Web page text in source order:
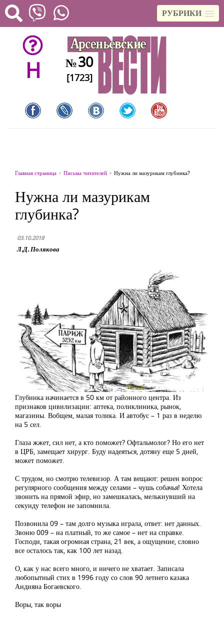
РУБРИКИ
H №30
[1723]
Главная страница Письма читателей Нужна ли мазурикам глубинка?
Нужна ли мазурикам
глубинка?
03.10.2018
Л.Д. Полякова
Глубинка начинается в 50 км от районного центра. Из
признаков цивилизации: аптека, поликлиника, рынок,
магазины. Вобщем, малая толика. И автобус – 1 раз в неделю
на 5 сел.
Глаза жжет, сил нет, а кто поможет? Офтальмолог? Но его нет
в ЦРБ, замещает хирург. Буду надеяться, дотяну еще 5 дней,
может поможет.
С трудом, но смотрю телевизор. А там вещают: решен вопрос
регулярного сообщения между селами – чушь собачья! Хотела
звонить на прямой эфир, но замешкалась, мелькнувший на
секунду телефон не запомнила.
Позвонила 09 – там долго музыка играла, ответ: нет данных.
Звоню 009 – на платный, то же самое – нет на справке.
Господи, такая огромная страна, 21 век, а ощущение, словно
все осталось так, как 100 лет назад.
О, как у нас всего много, и ничего не хватает. Записала
любопытный стих в 1996 году со слов 90 летнего казака
Андияна Богаевского.
Воры, так воры